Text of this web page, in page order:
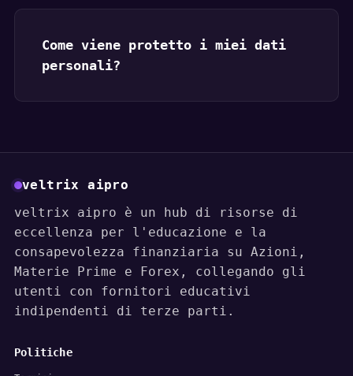
Come viene protetto i miei dati
personali?
veltrix aipro
veltrix aipro è un hub di risorse di
eccellenza per l'educazione e la
consapevolezza finanziaria su Azioni,
Materie Prime e Forex, collegando gli
utenti con fornitori educativi
indipendenti di terze parti.
Politiche